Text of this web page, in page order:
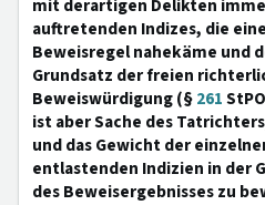
mit derartigen Delikten
auftretenden Indizes, die
Beweisregel nahekäme und
Grundsatz der freien
Beweiswürdigung (§261
ist aber Sache des
und das Gewicht der
entlastenden Indizien in der
des Beweisergebnisses zu